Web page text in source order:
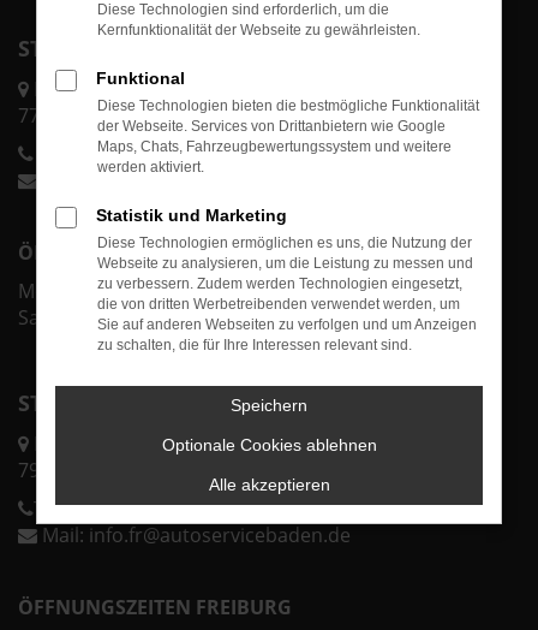
STANDORT ACHERN
Karl-Bold-Str. 2/1
77855 Achern
Telefon:0 78 41 60 00-70
info@autoservicebaden.de
ÖFFNUNGSZEITEN ACHERN
Mo.-Fr. 07:30 - 18:00 Uhr
Sa. & So. geschlossen
STANDORT FREIBURG
Lörracher Str. 43
79115 Freiburg
Telefon:0 76 11 37 32 25 0
Mail: info.fr@autoservicebaden.de
ÖFFNUNGSZEITEN FREIBURG
Diese Technologien sind erforderlich, um die
Kernfunktionalität der Webseite zu gewährleisten.
Funktional
Diese Technologien bieten die bestmögliche Funktionalität
der Webseite. Services von Drittanbietern wie Google
Maps, Chats, Fahrzeugbewertungssystem und weitere
werden aktiviert.
Statistik und Marketing
Diese Technologien ermöglichen es uns, die Nutzung der
Webseite zu analysieren, um die Leistung zu messen und
zu verbessern. Zudem werden Technologien eingesetzt,
die von dritten Werbetreibenden verwendet werden, um
Sie auf anderen Webseiten zu verfolgen und um Anzeigen
zu schalten, die für Ihre Interessen relevant sind.
Speichern
Optionale Cookies ablehnen
Alle akzeptieren